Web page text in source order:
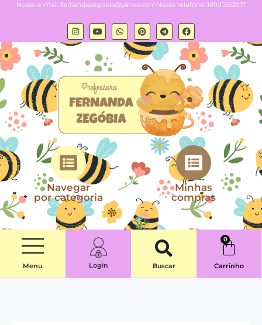
Nosso e-mail: fernandazegobia@yahoo.comNosso telefone: 18991662917
Navegar
por categoria
Minhas
compras
Menu Login Buscar
0
Carrinho